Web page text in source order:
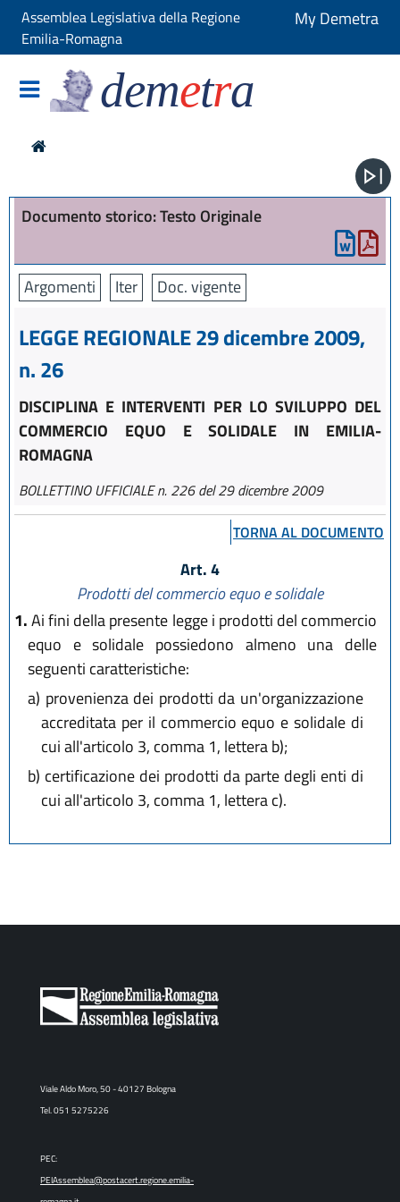
Assemblea Legislativa della Regione
Emilia-Romagna
My Demetra
demetra
Documento storico: Testo Originale
Argomenti Iter Doc. vigente
LEGGE REGIONALE 29 dicembre 2009,
n. 26
DISCIPLINA E INTERVENTI PER LO SVILUPPO DEL
COMMERCIO EQUO E SOLIDALE IN EMILIA-
ROMAGNA
BOLLETTINO UFFICIALE n. 226 del 29 dicembre 2009
TORNA AL DOCUMENTO
Art. 4
Prodotti del commercio equo e solidale
1.Ai fini della presente legge i prodotti del commercio
equo e solidale possiedono almeno una delle
seguenti caratteristiche:
a) provenienza dei prodotti da un'organizzazione
accreditata per il commercio equo e solidale di
cui all'articolo 3, comma 1, lettera b);
b) certificazione dei prodotti da parte degli enti di
cui all'articolo 3, comma 1, lettera c).
Viale Aldo Moro, 50 - 40127 Bologna
Tel. 051 5275226
PEC:
PEIAssemblea@postacert.regione.emilia-